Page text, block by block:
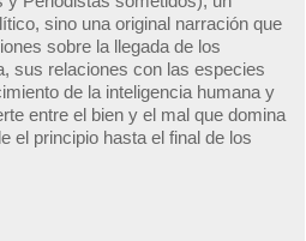
sino una original narración que
sobre la llegada de los
sus relaciones con las especies
de la inteligencia humana y
entre el bien y el mal que domina
el principio hasta el final de los